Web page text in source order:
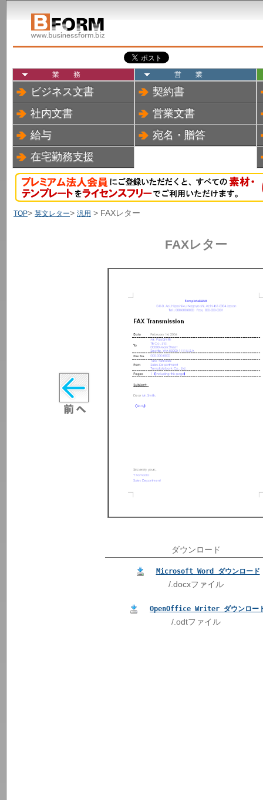
業務
ビジネス文書
社内文書
給与
在宅勤務支援
営業
契約書
営業文書
宛名・贈答
TOP> 英文レター> 汎用 > FAXレター
FAXレター
ダウンロード
Microsoft Word ダウンロード
/.docxファイル
OpenOffice Writer ダウンロー
/.odtファイル